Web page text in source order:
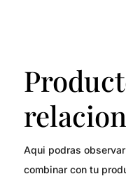
Aqui podras
combinar con tu